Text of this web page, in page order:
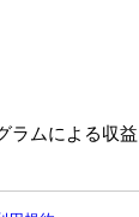
ラムによる収